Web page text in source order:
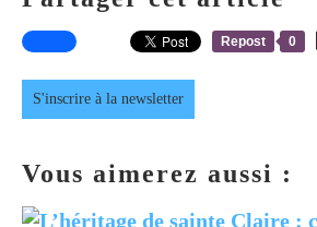
Repost 0
S'inscrire à la newsletter
Vous aimerez aussi :